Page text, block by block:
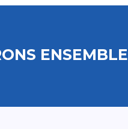
ENSEMBLE